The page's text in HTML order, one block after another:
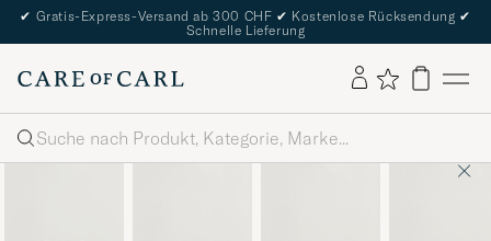
✔ Gratis-Express-Versand ab 300 CHF ✔ Kostenlose Rücksendung ✔
Schnelle Lieferung
Suche